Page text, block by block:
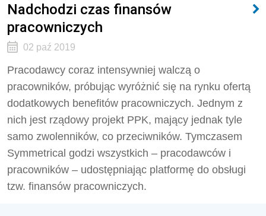
Nadchodzi czas finansów
pracowniczych
02 paź 2019
Pracodawcy coraz intensywniej walczą o
pracowników, próbując wyróżnić się na rynku ofertą
dodatkowych benefitów pracowniczych. Jednym z
nich jest rządowy projekt PPK, mający jednak tyle
samo zwolenników, co przeciwników. Tymczasem
Symmetrical godzi wszystkich – pracodawców i
pracowników – udostępniając platformę do obsługi
tzw. finansów pracowniczych.